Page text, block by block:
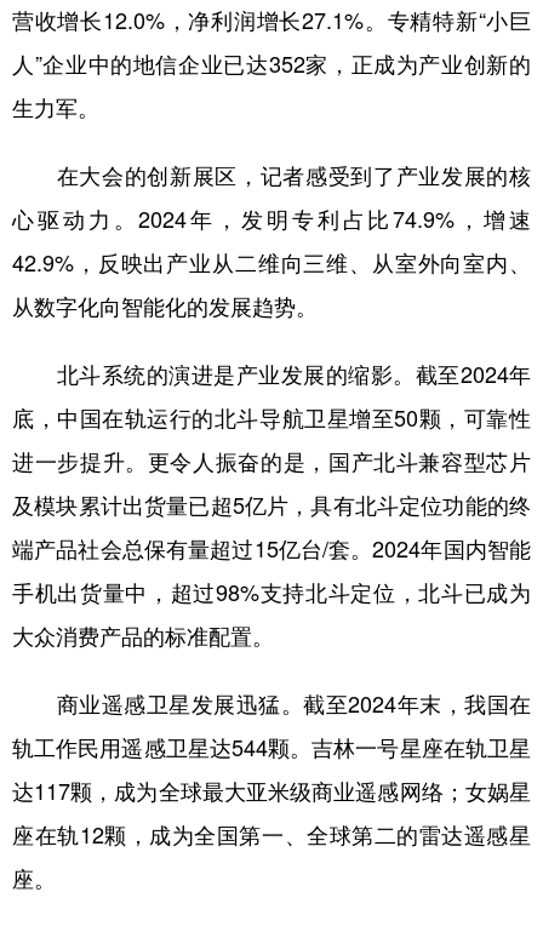
营收增长12.0%，净利润增长27.1%。专精特新“小巨
人”企业中的地信企业已达352家，正成为产业创新的
生力军。
在大会的创新展区，记者感受到了产业发展的核
心驱动力。2024年，发明专利占比74.9%，增速
42.9%，反映出产业从二维向三维、从室外向室内、
从数字化向智能化的发展趋势。
北斗系统的演进是产业发展的缩影。截至2024年
底，中国在轨运行的北斗导航卫星增至50颗，可靠性
进一步提升。更令人振奋的是，国产北斗兼容型芯片
及模块累计出货量已超5亿片，具有北斗定位功能的终
端产品社会总保有量超过15亿台/套。2024年国内智能
手机出货量中，超过98%支持北斗定位，北斗已成为
大众消费产品的标准配置。
商业遥感卫星发展迅猛。截至2024年末，我国在
轨工作民用遥感卫星达544颗。吉林一号星座在轨卫星
达117颗，成为全球最大亚米级商业遥感网络；女娲星
座在轨12颗，成为全国第一、全球第二的雷达遥感星
座。